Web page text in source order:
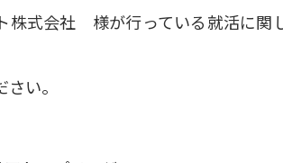
株式会社 様が行っている就活に関
い。